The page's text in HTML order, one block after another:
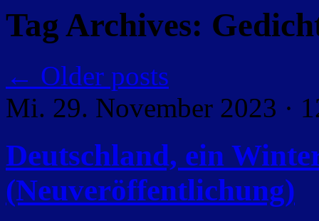
Tag Archives:
← Older posts
Mi. 29. November 2023 ·
Deutschland, ein
(Neuveröffentlichung)